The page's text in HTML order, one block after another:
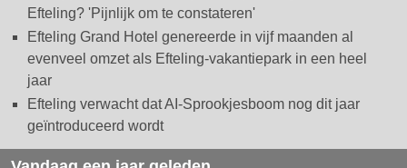
Efteling? 'Pijnlijk om te constateren'
Efteling Grand Hotel genereerde in vijf maanden al
evenveel omzet als Efteling-vakantiepark in een heel
jaar
Efteling verwacht dat AI-Sprookjesboom nog dit jaar
geïntroduceerd wordt